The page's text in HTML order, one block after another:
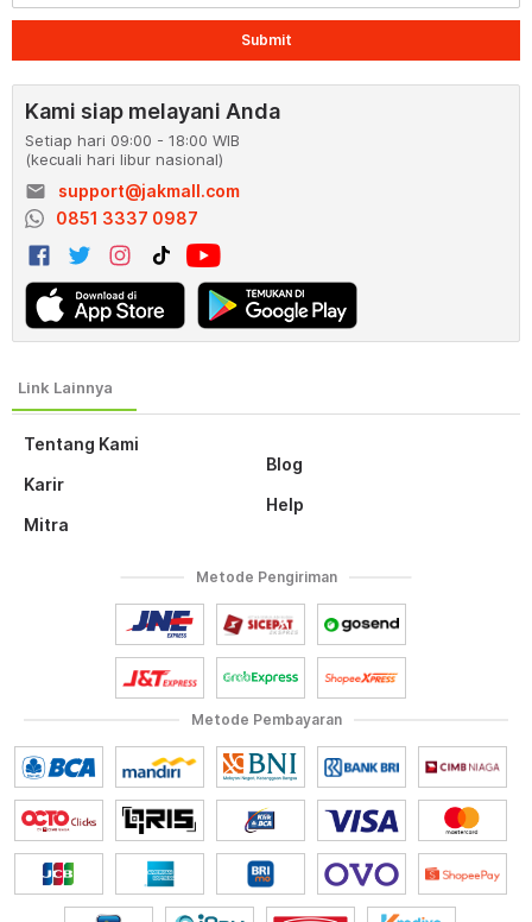
Tentang Kami
Karir
Mitra
Blog
Help
Submit
Kami siap melayani Anda
Setiap hari 09:00 - 18:00 WIB
(kecuali hari libur nasional)
email
support@jakmall.com
0851 3337 0987
Metode Pembayaran
Metode Pengiriman